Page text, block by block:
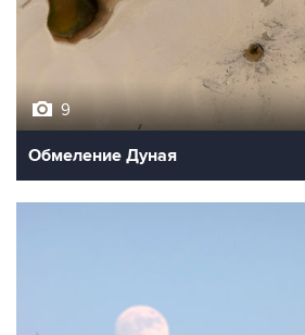
9
Обмеление Дуная